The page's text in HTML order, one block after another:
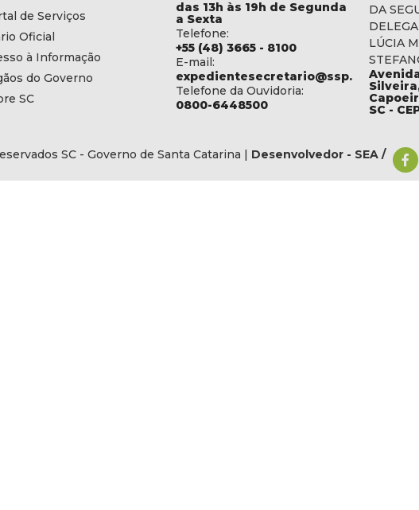
de Serviços
Oficial
à Informação
do Governo
SC
das 13h às 19h de Segunda
a Sexta
Telefone:
+55 (48) 3665 - 8100
E-mail:
expedientesecretario@ssp.sc.gov.br
Telefone da Ouvidoria:
0800-6448500
DA
LÚCIA
Silveira,
SC -
SC - Governo de Santa Catarina | Desenvolvedor - SEA /